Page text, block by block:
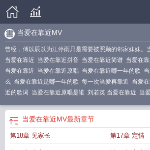
当爱在靠近MV
曾经，傅以辰以为江停雨只是需要被照顾的邻家妹妹。
当爱在靠近 当爱在靠近拼音 当爱在靠近简谱 当爱在
当爱在靠近 当爱在靠近原唱 当爱在靠近哪一年的歌
么 当爱在靠近是哪一年的歌 每一次当爱再靠近 当爱
近的歌词 当爱在靠近原唱是谁 刘若英 当爱在靠近 当
达的是什么情感 当爱在靠近男生版
词 当爱在靠近dj版
刘若英当爱在靠近原唱刘若英 当爱在靠近歌曲表达的
当爱在靠近MV最新章节
第18章 见家长 第17章 定情